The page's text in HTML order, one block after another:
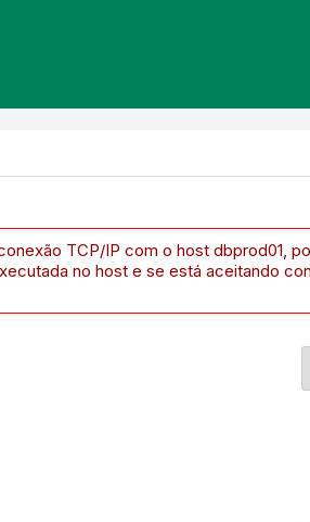
TCP/IP com o host dbprod01,
no host e se está aceitando